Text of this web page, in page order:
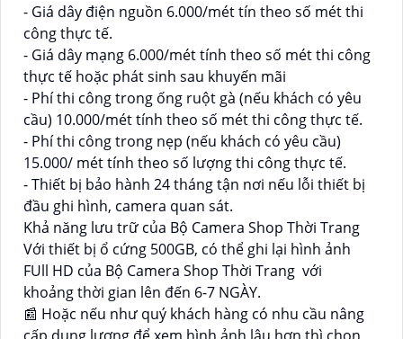
- Giá dây điện nguồn 6.000/mét tín theo số mét thi
công thực tế.
- Giá dây mạng 6.000/mét tính theo số mét thi công
thực tế hoặc phát sinh sau khuyến mãi
- Phí thi công trong ống ruột gà (nếu khách có yêu
cầu) 10.000/mét tính theo số mét thi công thực tế.
- Phí thi công trong nẹp (nếu khách có yêu cầu)
15.000/ mét tính theo số lượng thi công thực tế.
- Thiết bị bảo hành 24 tháng tận nơi nếu lỗi thiết bị
đầu ghi hình, camera quan sát.
Khả năng lưu trữ của Bộ Camera Shop Thời Trang
Với thiết bị ổ cứng 500GB, có thể ghi lại hình ảnh
FUll HD của Bộ Camera Shop Thời Trang với
khoảng thời gian lên đến 6-7 NGÀY.
📰 Hoặc nếu như quý khách hàng có nhu cầu nâng